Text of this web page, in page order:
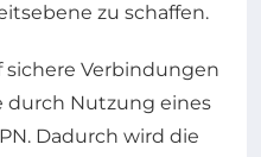
zu schaffen.
sichere Verbindungen
durch Nutzung eines
Dadurch wird die